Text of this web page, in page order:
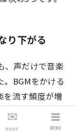
り下がる
、声だけで音楽
。BGMをかける
を流す頻度が増
✉️
POST
☰
MENU